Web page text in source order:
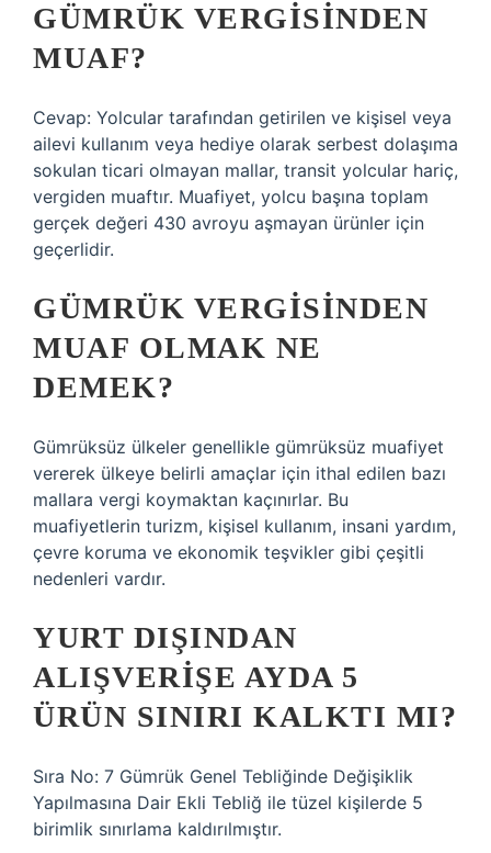
GÜMRÜK VERGISINDEN
MUAF?
Cevap: Yolcular tarafından getirilen ve kişisel veya
ailevi kullanım veya hediye olarak serbest dolaşıma
sokulan ticari olmayan mallar, transit yolcular hariç,
vergiden muaftır. Muafiyet, yolcu başına toplam
gerçek değeri 430 avroyu aşmayan ürünler için
geçerlidir.
GÜMRÜK VERGISINDEN
MUAF OLMAK NE
DEMEK?
Gümrüksüz ülkeler genellikle gümrüksüz muafiyet
vererek ülkeye belirli amaçlar için ithal edilen bazı
mallara vergi koymaktan kaçınırlar. Bu
muafiyetlerin turizm, kişisel kullanım, insani yardım,
çevre koruma ve ekonomik teşvikler gibi çeşitli
nedenleri vardır.
YURT DIŞINDAN
ALIŞVERIŞE AYDA 5
ÜRÜN SINIRI KALKTI MI?
Sıra No: 7 Gümrük Genel Tebliğinde Değişiklik
Yapılmasına Dair Ekli Tebliğ ile tüzel kişilerde 5
birimlik sınırlama kaldırılmıştır.